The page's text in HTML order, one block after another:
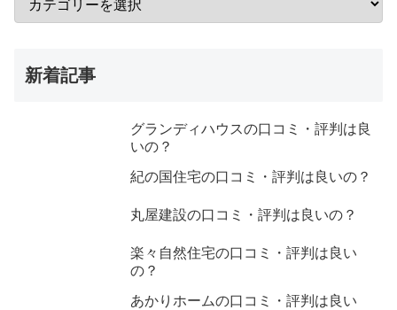
新着記事
グランディハウスの口コミ・評判は良
いの？
紀の国住宅の口コミ・評判は良いの？
丸屋建設の口コミ・評判は良いの？
楽々自然住宅の口コミ・評判は良い
の？
あかりホームの口コミ・評判は良い